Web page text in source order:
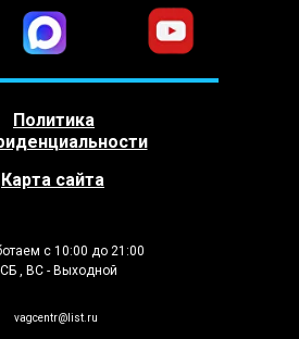
vagcentr@list.ru
с 10:00 до 21:00
, ВС - Выходной
Политика
Карта сайта